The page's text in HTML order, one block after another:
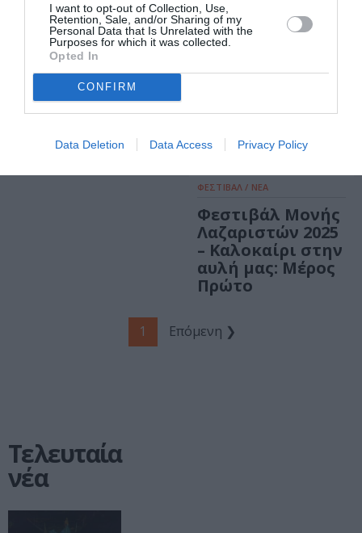
I want to opt-out of Collection, Use,
Retention, Sale, and/or Sharing of my
Personal Data that Is Unrelated with the
Purposes for which it was collected.
Opted In
CONFIRM
Data Deletion Data Access Privacy Policy
ΜΟΥΣΙΚΗ / ΜΟΥΣΙΚΑ ΝΕΑ
Με κυνηγούν οι
Μέλισσες:
Φωτεινή
Βελεσιώτου &
Κική Μαυρίδου
στο Κύτταρο!
ΦΕΣΤΙΒΑΛ / ΝΕΑ
Φεστιβάλ Μονής
Λαζαριστών 2025
– Καλοκαίρι στην
αυλή μας: Μέρος
Πρώτο
1 Επόμενη ❯
Τελευταία
νέα